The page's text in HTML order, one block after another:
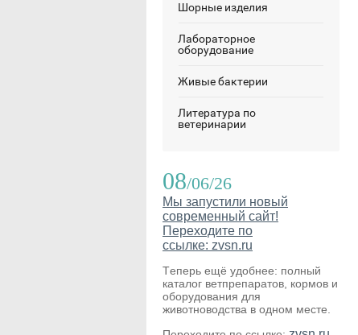
Шорные изделия
Лабораторное
оборудование
Живые бактерии
Литература по
ветеринарии
08/06/26
Мы запустили новый
современный сайт!
Переходите по
ссылке: zvsn.ru
Теперь ещё удобнее: полный
каталог ветпрепаратов, кормов и
оборудования для
животноводства в одном месте.